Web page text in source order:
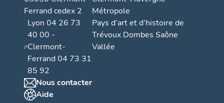
Ferrand cedex 2
Lyon 04 26 73
40 00 -
Clermont-
Ferrand 04 73 31
85 92
Nous contacter
Aide
Métropole
Pays d’art et d’histoire de
Trévoux Dombes Saône
Vallée